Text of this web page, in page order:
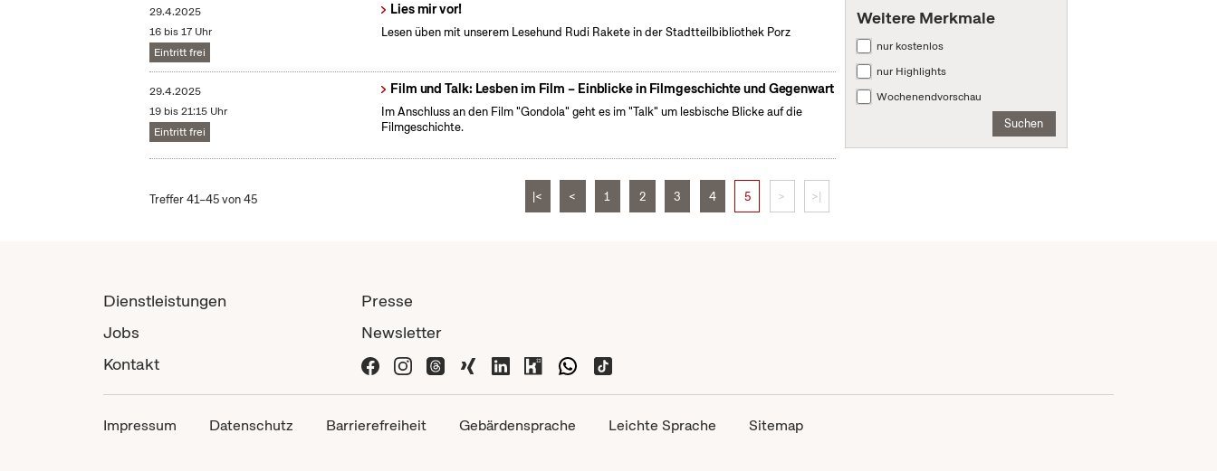
29.4.2025
16 bis 17 Uhr
Eintritt frei
Lies mir vor!
Lesen üben mit unserem Lesehund Rudi Rakete in der Stadtteilbibliothek Porz
29.4.2025
19 bis 21:15 Uhr
Eintritt frei
Film und Talk: Lesben im Film – Einblicke in Filmgeschichte und Gegenwart
Im Anschluss an den Film "Gondola" geht es im "Talk" um lesbische Blicke auf die
Filmgeschichte.
Treffer 41–45 von 45 |< < 1 2 3 4 5 > >|
Weitere Merkmale
nur kostenlos
nur Highlights
Wochenendvorschau
Suchen
Dienstleistungen
Jobs
Kontakt
Presse
Newsletter
Impressum Datenschutz Barrierefreiheit Gebärdensprache Leichte Sprache Sitemap